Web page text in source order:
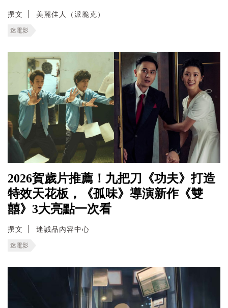
撰文 美麗佳人（派脆克）
迷電影
2026賀歲片推薦！九把刀《功夫》打造
特效天花板，《孤味》導演新作《雙
囍》3大亮點一次看
撰文 迷誠品內容中心
迷電影